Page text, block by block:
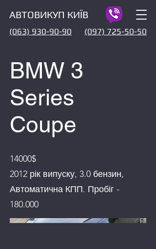
АВТОВИКУП КИЇВ
(097) 725-50-50
(063) 930-90-90
BMW 3
Series
Coupe
14000$
2012 рік випуску, 3.0 бензин,
Автоматична КПП. Пробіг -
180.000